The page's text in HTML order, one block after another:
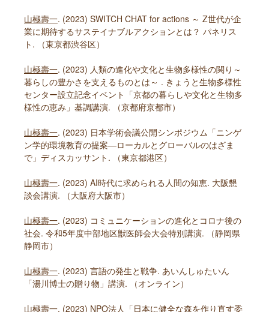
山極壽一. (2023) SWITCH CHAT for actions ～ Z世代が企
業に期待するサステイナブルアクションとは？ パネリス
ト. （東京都渋谷区）
山極壽一. (2023) 人類の進化や文化と生物多様性の関り～
暮らしの豊かさを支えるものとは～ . きょうと生物多様性
センター設立記念イベント「京都の暮らしや文化と生物多
様性の恵み」基調講演. （京都府京都市）
山極壽一. (2023) 日本学術会議公開シンポジウム「ニンゲ
ン学的環境教育の提案―ローカルとグローバルのはざま
で」ディスカッサント. （東京都港区）
山極壽一. (2023) AI時代に求められる人間の知恵. 大阪懇
談会講演. （大阪府大阪市）
山極壽一. (2023) コミュニケーションの進化とコロナ後の
社会. 令和5年度中部地区獣医師会大会特別講演. （静岡県
静岡市）
山極壽一. (2023) 言語の発生と戦争. あいんしゅたいん
「湯川博士の贈り物」講演. （オンライン）
山極壽一. (2023) NPO法人「日本に健全な森を作り直す委